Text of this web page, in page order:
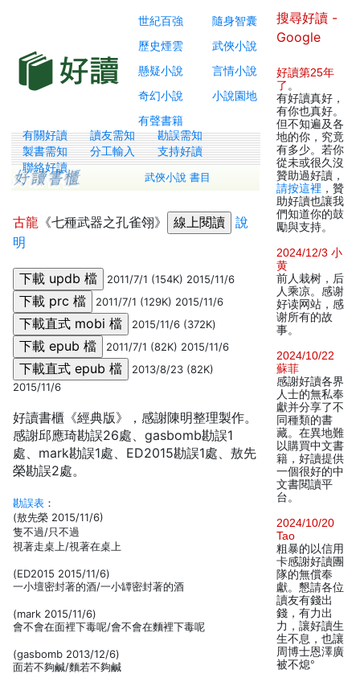
世紀百強
隨身智囊
歷史煙雲
武俠小說
懸疑小說
言情小說
奇幻小說
小說園地
有聲書籍
有關好讀 讀友需知
勘誤需知
製書需知
分工輸入
支持好讀
聯絡好讀
武俠小說 書目
古龍 《七種武器之孔雀翎》
說
明
2011/7/1 (154K) 2015/11/6
2011/7/1 (129K) 2015/11/6
2015/11/6 (372K)
2011/7/1 (82K) 2015/11/6
2013/8/23 (82K)
2015/11/6
好讀書櫃《經典版》，感謝陳明整理製作。
感謝邱應琦勘誤26處、gasbomb勘誤1
處、mark勘誤1處、ED2015勘誤1處、敖先
榮勘誤2處。
勘誤表 ：
(敖先榮 2015/11/6)
隻不過/只不過
視著走桌上/視著在桌上
(ED2015 2015/11/6)
一小壇密封著的酒/一小罈密封著的酒
(mark 2015/11/6)
會不會在面裡下毒呢/會不會在麵裡下毒呢
(gasbomb 2013/12/6)
面若不夠鹹/麵若不夠鹹
搜尋好讀 -
Google
好讀第25年
了 。
有好讀真好，
有你也真好。
但不知遍及各
地的你，究竟
有多少。若你
從未或很久沒
贊助過好讀，
請按這裡 ，贊
助好讀也讓我
們知道你的鼓
勵與支持。
2024/12/3 小
黄
前人栽树，后
人乘凉。感谢
好读网站，感
谢所有的故
事。
2024/10/22
蘇菲
感謝好讀各界
人士的無私奉
獻并分享了不
同種類的書
藏。在異地難
以購買中文書
籍，好讀提供
一個很好的中
文書閱讀平
台。
2024/10/20
Tao
粗暴的以信用
卡感謝好讀團
隊的無償奉
獻。懇請各位
讀友有錢出
錢，有力出
力，讓好讀生
生不息，也讓
周博士恩澤廣
被不熄°